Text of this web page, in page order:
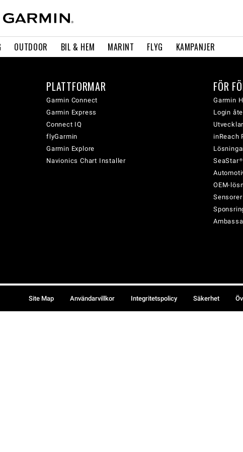
OUTDOOR BIL & HEM MARINT FLYG KAMPANJER
PLATTFORMAR
Garmin Connect
Garmin Express
Connect IQ
flyGarmin
Garmin Explore
Navionics Chart Installer
FÖR
Garmin
Login
inReach
OEM-
Sensorer
Site Map Användarvillkor Integritetspolicy Säkerhet